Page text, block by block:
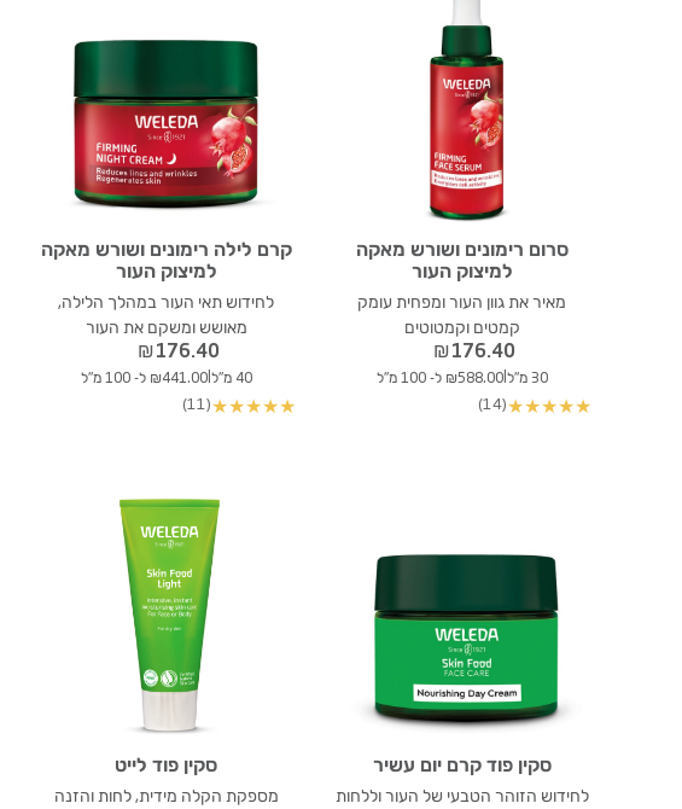
סרום רימונים ושורש מאקה
למיצוק העור
מאיר את גוון העור ומפחית עומק
קמטים וקמטוטים
₪176.40
30 מ"ל |₪588.00 ל- 100 מ"ל
★
★
★
★
★
(14)
קרם לילה רימונים ושורש מאקה
למיצוק העור
לחידוש תאי העור במהלך הלילה,
מאושש ומשקם את העור
₪176.40
40 מ"ל |₪441.00 ל- 100 מ"ל
★
★
★
★
★
(11)
סקין פוד קרם יום עשיר
לחידוש הזוהר הטבעי של העור וללחות
סקין פוד לייט
מספקת הקלה מידית, לחות והזנה